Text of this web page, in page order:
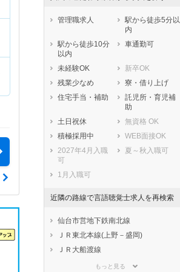
管理職求人
駅から徒歩5分以
内
駅から徒歩10分
以内
車通勤可
未経験OK
新卒OK
残業少なめ
寮・借り上げ
住宅手当・補助
託児所・育児補
助
土日祝休
無資格 OK
積極採用中
WEB面接OK
2027年4月入職
可
夏～秋入職可
1月入職可
近隣の路線で言語聴覚士求人を再検索
仙台市営地下鉄南北線
ＪＲ東北本線(上野－盛岡)
ＪＲ大船渡線
ＪＲ陸羽東線もっと見る